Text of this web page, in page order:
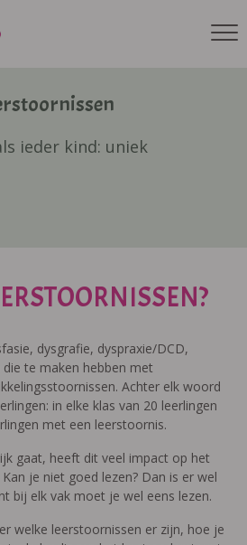
ieder kind: uniek
dysgrafie, dyspraxie/DCD,
te maken hebben met
Achter elk woord
in elke klas van 20 leerlingen
met een leerstoornis.
gaat, heeft dit veel impact op het
je niet goed lezen? Dan is er wel
bij elk vak moet je wel eens lezen.
welke leerstoornissen er zijn, hoe je